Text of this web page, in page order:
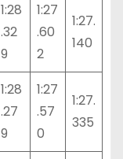
1:28
.32
9
1:27
.60
2
1:27.
140
1:28
.27
9
1:27
.57
0
1:27.
335